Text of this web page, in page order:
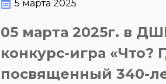
5 марта 2025
05 марта 2025г. в
конкурс-игра «Что?
посвященный 340-